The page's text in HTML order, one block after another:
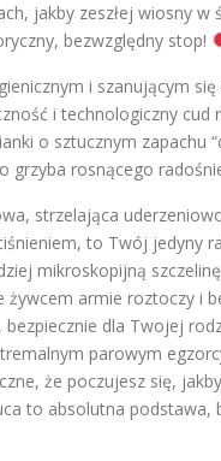
jakby zeszłej wiosny
bezwzględny stop!
i szanującym
i technologiczny
o sztucznym zapachu
rosnącego
strzelająca
to Twój jedyny
mikroskopijną
armie roztoczy i
dla Twojej
parowym
że poczujesz się,
to absolutna